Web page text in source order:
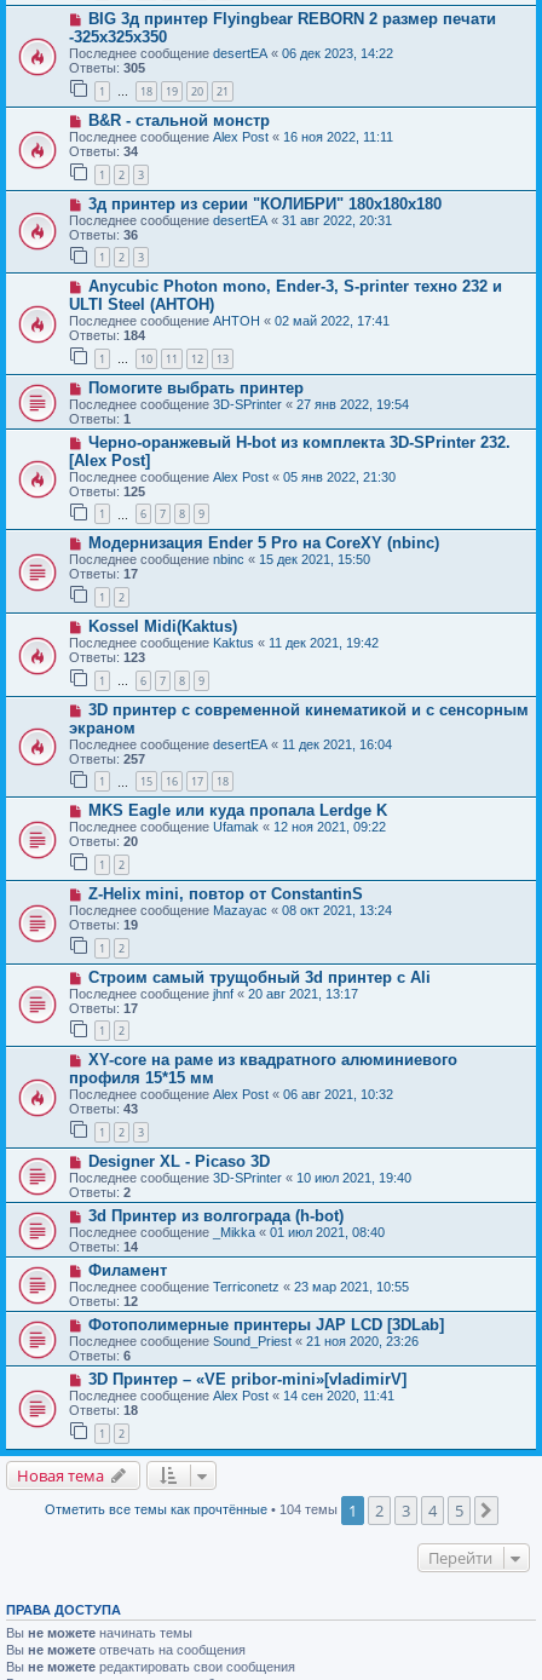
BIG 3д принтер Flyingbear REBORN 2 размер печати
-325x325x350
Последнее сообщение desertEA « 06 дек 2023, 14:22
Ответы: 305
1 … 18 19 20 21
B&R - стальной монстр
Последнее сообщение Alex Post « 16 ноя 2022, 11:11
Ответы: 34
1 2 3
3д принтер из серии "КОЛИБРИ" 180x180x180
Последнее сообщение desertEA « 31 авг 2022, 20:31
Ответы: 36
1 2 3
Anycubic Photon mono, Ender-3, S-printer техно 232 и
ULTI Steel (AHTOH)
Последнее сообщение AHTOH « 02 май 2022, 17:41
Ответы: 184
1 … 10 11 12 13
Помогите выбрать принтер
Последнее сообщение 3D-SPrinter « 27 янв 2022, 19:54
Ответы: 1
Черно-оранжевый H-bot из комплекта 3D-SPrinter 232.
[Alex Post]
Последнее сообщение Alex Post « 05 янв 2022, 21:30
Ответы: 125
1 6 7 8 9
Модернизация Ender 5 Pro на CoreXY (nbinc)
Последнее сообщение nbinc « 15 дек 2021, 15:50
Ответы: 17
1 2
Kossel Midi(Kaktus)
Последнее сообщение Kaktus « 11 дек 2021, 19:42
Ответы: 123
1 … 6 7 8 9
3D принтер с современной кинематикой и с сенсорным
экраном
Последнее сообщение desertEA « 11 дек 2021, 16:04
Ответы: 257
1 15 16 17 18
MKS Eagle или куда пропала Lerdge K
Последнее сообщение Ufamak « 12 ноя 2021, 09:22
Ответы: 20
1 2
Z-Helix mini, повтор от ConstantinS
Последнее сообщение Mazayac « 08 окт 2021, 13:24
Ответы: 19
1 2
Строим самый трущобный 3d принтер c Ali
Последнее сообщение jhnf « 20 авг 2021, 13:17
Ответы: 17
1 2
XY-core на раме из квадратного алюминиевого
профиля 15*15 мм
Последнее сообщение Alex Post « 06 авг 2021, 10:32
Ответы: 43
1 2 3
Designer XL - Picaso 3D
Последнее сообщение 3D-SPrinter « 10 июл 2021, 19:40
Ответы: 2
3d Принтер из волгограда (h-bot)
Последнее сообщение _Mikka « 01 июл 2021, 08:40
Ответы: 14
Филамент
Последнее сообщение Terriconetz « 23 мар 2021, 10:55
Ответы: 12
Фотополимерные принтеры JAP LCD [3DLab]
Последнее сообщение Sound_Priest « 21 ноя 2020, 23:26
Ответы: 6
3D Принтер – «VE pribor-mini»[vladimirV]
Последнее сообщение Alex Post « 14 сен 2020, 11:41
Ответы: 18
1 2
Новая тема
Отметить все темы как прочтённые• 104 темы 1 2 3 4 5
Перейти
ПРАВА ДОСТУПА
Вы не можете начинать темы
Вы не можете отвечать на сообщения
Вы не можете редактировать свои сообщения